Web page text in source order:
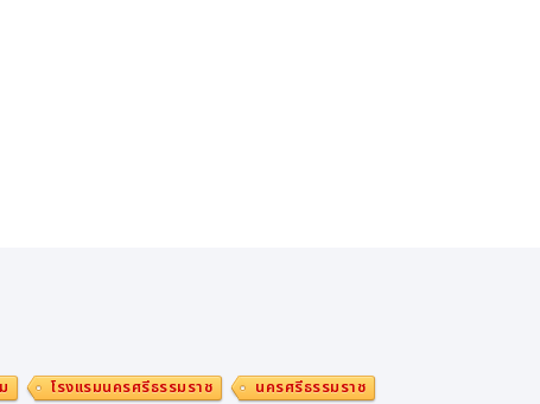
โรงแรมนครศรีธรรมราช
นครศรีธรรมราช